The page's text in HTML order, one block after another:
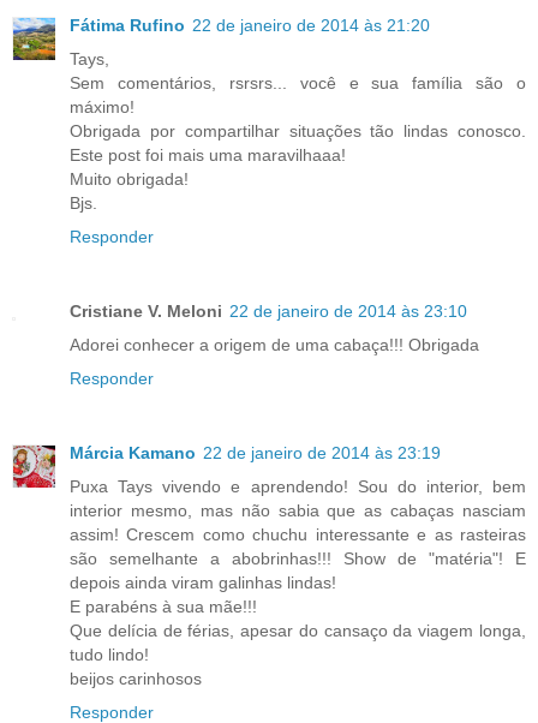
Fátima Rufino 22 de janeiro de 2014 às 21:20
Tays,
Sem comentários, rsrsrs... você e sua família são o
máximo!
Obrigada por compartilhar situações tão lindas conosco.
Este post foi mais uma maravilhaaa!
Muito obrigada!
Bjs.
Responder
Cristiane V. Meloni 22 de janeiro de 2014 às 23:10
Adorei conhecer a origem de uma cabaça!!! Obrigada
Responder
Márcia Kamano 22 de janeiro de 2014 às 23:19
Puxa Tays vivendo e aprendendo! Sou do interior, bem
interior mesmo, mas não sabia que as cabaças nasciam
assim! Crescem como chuchu interessante e as rasteiras
são semelhante a abobrinhas!!! Show de "matéria"! E
depois ainda viram galinhas lindas!
E parabéns à sua mãe!!!
Que delícia de férias, apesar do cansaço da viagem longa,
tudo lindo!
beijos carinhosos
Responder